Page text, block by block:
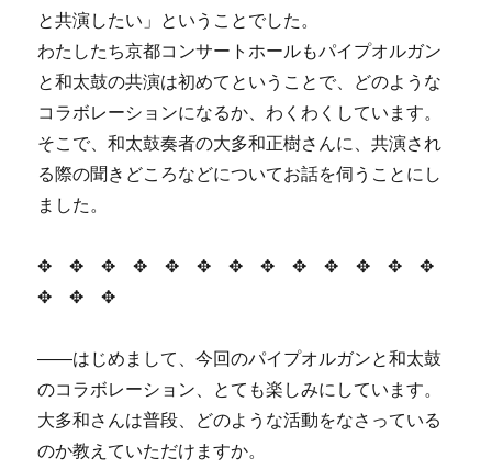
と共演したい」ということでした。
わたしたち京都コンサートホールもパイプオルガン
と和太鼓の共演は初めてということで、どのような
コラボレーションになるか、わくわくしています。
そこで、和太鼓奏者の大多和正樹さんに、共演され
る際の聞きどころなどについてお話を伺うことにし
ました。
✥ ✥ ✥ ✥ ✥ ✥ ✥ ✥ ✥ ✥ ✥ ✥ ✥
✥ ✥ ✥
――はじめまして、今回のパイプオルガンと和太鼓
のコラボレーション、とても楽しみにしています。
大多和さんは普段、どのような活動をなさっている
のか教えていただけますか。